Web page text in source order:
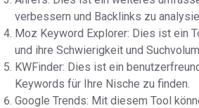
verbessern und Backlinks zu
Moz Keyword Explorer: Dies ist ein
und ihre Schwierigkeit und
KWFinder: Dies ist ein
Keywords für Ihre Nische zu finden.
Google Trends: Mit diesem Tool